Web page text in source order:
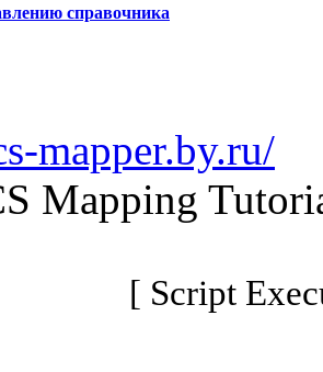
справочника
mapper.by.ru/
Mapping
[ Script